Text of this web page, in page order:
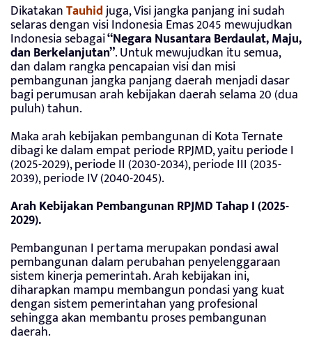
DikatakanTauhidjuga, Visi jangka panjang ini sudah
selaras dengan visi Indonesia Emas 2045 mewujudkan
Indonesia sebagai“Negara Nusantara Berdaulat, Maju,
dan Berkelanjutan”. Untuk mewujudkan itu semua,
dan dalam rangka pencapaian visi dan misi
pembangunan jangka panjang daerah menjadi dasar
bagi perumusan arah kebijakan daerah selama 20 (dua
puluh) tahun.
Maka arah kebijakan pembangunan di Kota Ternate
dibagi ke dalam empat periode RPJMD, yaitu periode I
(2025-2029), periode II (2030-2034), periode III (2035-
2039), periode IV (2040-2045).
Arah Kebijakan Pembangunan RPJMD Tahap I (2025-
2029).
Pembangunan I pertama merupakan pondasi awal
pembangunan dalam perubahan penyelenggaraan
sistem kinerja pemerintah. Arah kebijakan ini,
diharapkan mampu membangun pondasi yang kuat
dengan sistem pemerintahan yang profesional
sehingga akan membantu proses pembangunan
daerah.